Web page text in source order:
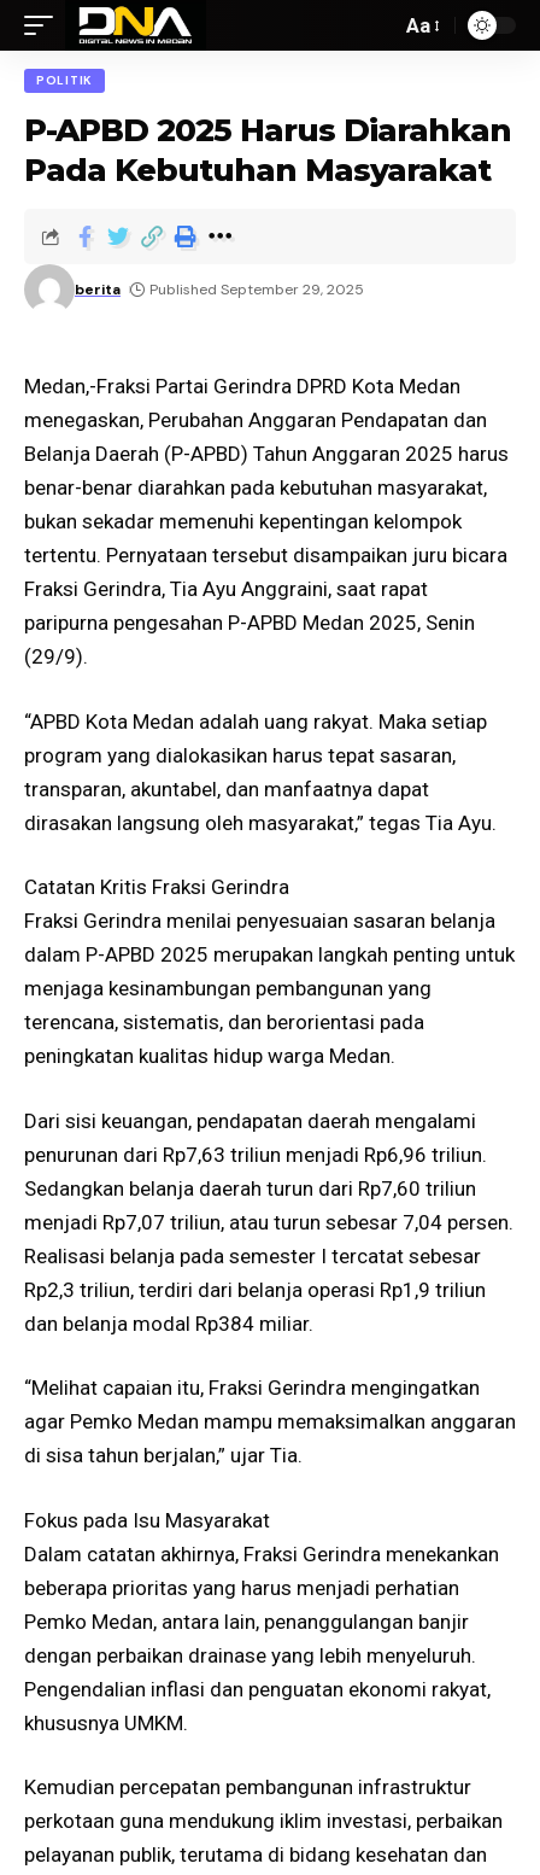
Aa
POLITIK
P-APBD 2025 Harus Diarahkan
Pada Kebutuhan Masyarakat
berita Published September 29, 2025
Medan,-Fraksi Partai Gerindra DPRD Kota Medan
menegaskan, Perubahan Anggaran Pendapatan dan
Belanja Daerah (P-APBD) Tahun Anggaran 2025 harus
benar-benar diarahkan pada kebutuhan masyarakat,
bukan sekadar memenuhi kepentingan kelompok
tertentu. Pernyataan tersebut disampaikan juru bicara
Fraksi Gerindra, Tia Ayu Anggraini, saat rapat
paripurna pengesahan P-APBD Medan 2025, Senin
(29/9).
“APBD Kota Medan adalah uang rakyat. Maka setiap
program yang dialokasikan harus tepat sasaran,
transparan, akuntabel, dan manfaatnya dapat
dirasakan langsung oleh masyarakat,” tegas Tia Ayu.
Catatan Kritis Fraksi Gerindra
Fraksi Gerindra menilai penyesuaian sasaran belanja
dalam P-APBD 2025 merupakan langkah penting untuk
menjaga kesinambungan pembangunan yang
terencana, sistematis, dan berorientasi pada
peningkatan kualitas hidup warga Medan.
Dari sisi keuangan, pendapatan daerah mengalami
penurunan dari Rp7,63 triliun menjadi Rp6,96 triliun.
Sedangkan belanja daerah turun dari Rp7,60 triliun
menjadi Rp7,07 triliun, atau turun sebesar 7,04 persen.
Realisasi belanja pada semester I tercatat sebesar
Rp2,3 triliun, terdiri dari belanja operasi Rp1,9 triliun
dan belanja modal Rp384 miliar.
“Melihat capaian itu, Fraksi Gerindra mengingatkan
agar Pemko Medan mampu memaksimalkan anggaran
di sisa tahun berjalan,” ujar Tia.
Fokus pada Isu Masyarakat
Dalam catatan akhirnya, Fraksi Gerindra menekankan
beberapa prioritas yang harus menjadi perhatian
Pemko Medan, antara lain, penanggulangan banjir
dengan perbaikan drainase yang lebih menyeluruh.
Pengendalian inflasi dan penguatan ekonomi rakyat,
khususnya UMKM.
Kemudian percepatan pembangunan infrastruktur
perkotaan guna mendukung iklim investasi, perbaikan
pelayanan publik, terutama di bidang kesehatan dan